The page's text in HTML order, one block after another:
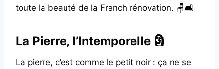
toute la beauté de la French rénovation. 🪑🛋️
La Pierre, l’Intemporelle 🗿
La pierre, c’est comme le petit noir : ça ne se